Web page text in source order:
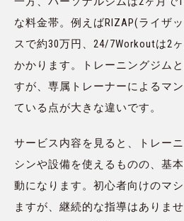
な料金帯。例えばRIZAP(ライザ
スで約30万円、24/7Workoutは2
かかります。トレーニングジム
すが、専属トレーナーによるマ
ている点が大きな違いです。
サービス内容を見ると、トレー
シンや設備を使えるものの、基
動になります。初心者向けのマ
ますが、継続的な指導はありま